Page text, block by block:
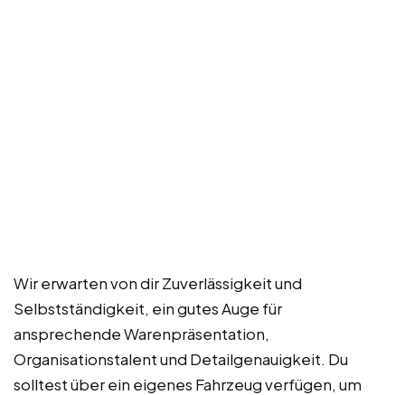
Wir erwarten von dir Zuverlässigkeit und
Selbstständigkeit, ein gutes Auge für
ansprechende Warenpräsentation,
Organisationstalent und Detailgenauigkeit. Du
solltest über ein eigenes Fahrzeug verfügen, um